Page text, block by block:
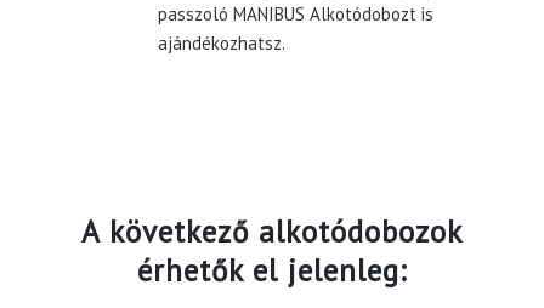
passzoló MANIBUS Alkotódobozt is
ajándékozhatsz.
A következő alkotódobozok
érhetők el jelenleg: